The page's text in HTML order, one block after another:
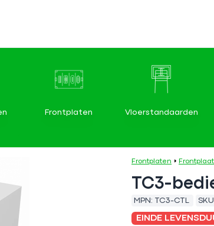
Frontplaten Vloerstandaarden
Frontplaten
TC3-
MPN: TC3-CTL
EINDE